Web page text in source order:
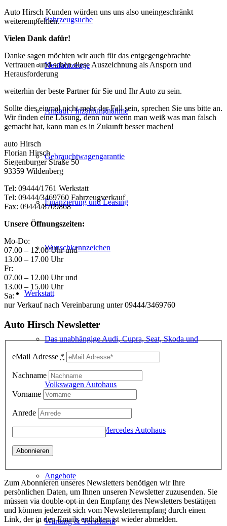
Fahrzeugsuche
Neufahrzeuge
Ankauf / Inzahlungnahme
Gebrauchtwagengarantie
Finanzierung und Leasing
Wunschkennzeichen
Werkstatt
Das unabhängige Audi, Cupra, Seat, Skoda und
Volkswagen Autohaus
Das unabhängige Mercedes Autohaus
Angebote
Wartung & Verschleiß
Auto Hirsch Kunden würden uns uns also uneingeschränkt
weiterempfehlen.
Vielen Dank dafür!
Danke sagen möchten wir auch für das entgegengebrachte
Vertrauen und sehen diese Auszeichnung als Ansporn und
Herausforderung
weiterhin der beste Partner für Sie und Ihr Auto zu sein.
Sollte dies einmal nicht mehr der Fall sein, sprechen Sie uns bitte an.
Wir finden eine Lösung, denn nur wenn man weiß was man falsch
gemacht hat, kann man es in Zukunft besser machen!
auto Hirsch
Florian Hirsch
Siegenburger Straße 50
93359 Wildenberg
Tel: 09444/1761 Werkstatt
Tel: 09444/3469760 Fahrzeugverkauf
Fax: 09444/8709868
Unsere Öffnungszeiten:
Mo-Do:
07.00 – 12.00 Uhr und
13.00 – 17.00 Uhr
Fr:
07.00 – 12.00 Uhr und
13.00 – 15.00 Uhr
Sa:
nur Verkauf nach Vereinbarung unter 09444/3469760
Auto Hirsch Newsletter
eMail Adresse *
Nachname
Vorname
Anrede
Zum Abonnieren unseres Newsletters benötigen wir Ihre
persönlichen Daten, um Ihnen unseren Newsletter zuzusenden. Sie
müssen via double-opt-in den Empfang des Newsletters bestätigen
und können jederzeit sich vom Newsletterempfang durch einen
Link, der in den Emails enthalten ist wieder abmelden.